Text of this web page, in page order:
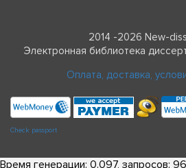
2014 -2026 New-
Электронная библиотека
Оплата, доставка,
Check passport
Время генерации: 0.097, запросов: